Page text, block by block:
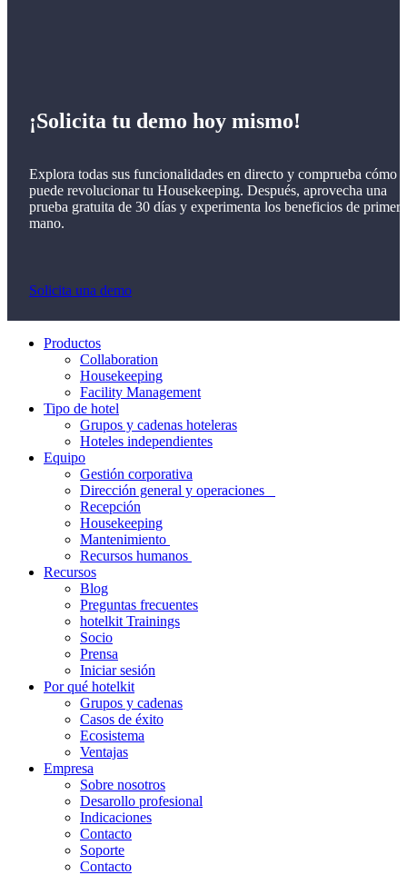
¡Solicita tu demo hoy mismo!
Explora todas sus funcionalidades en directo y comprueba cómo
puede revolucionar tu Housekeeping. Después, aprovecha una
prueba gratuita de 30 días y experimenta los beneficios de primera
mano.
Solicita una demo
Productos
Collaboration
Housekeeping
Facility Management
Tipo de hotel
Grupos y cadenas hoteleras
Hoteles independientes
Equipo
Gestión corporativa
Dirección general y operaciones
Recepción
Housekeeping
Mantenimiento
Recursos humanos
Recursos
Blog
Preguntas frecuentes
hotelkit Trainings
Socio
Prensa
Iniciar sesión
Por qué hotelkit
Grupos y cadenas
Casos de éxito
Ecosistema
Ventajas
Empresa
Sobre nosotros
Desarollo profesional
Indicaciones
Contacto
Soporte
Contacto